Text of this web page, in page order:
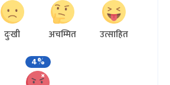
दुःखी अचम्मित
उत्साहित
4%